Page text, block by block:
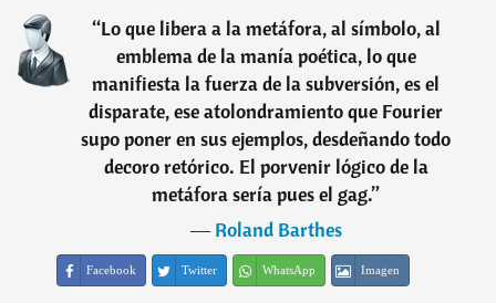
“Lo que libera a la metáfora, al símbolo, al
emblema de la manía poética, lo que
manifiesta la fuerza de la subversión, es el
disparate, ese atolondramiento que Fourier
supo poner en sus ejemplos, desdeñando todo
decoro retórico. El porvenir lógico de la
metáfora sería pues el gag.”
―Roland Barthes
Facebook Twitter WhatsApp Imagen